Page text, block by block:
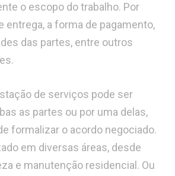
o escopo do trabalho. Por
entrega, a forma de pagamento,
das partes, entre outros
de serviços pode ser
as partes ou por uma delas,
formalizar o acordo negociado.
em diversas áreas, desde
e manutenção residencial. Ou